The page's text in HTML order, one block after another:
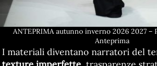
ANTEPRIMA autunno inverno 2026 2027 –
Anteprima
I materiali diventano narratori del